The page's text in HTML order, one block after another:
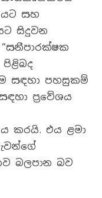
සහ
සිදුවන
“සනීපාරක්ෂක
සඳහා පහසුකම්
ප්‍රවේශය
කරයි. එය ළමා
බලපාන බව